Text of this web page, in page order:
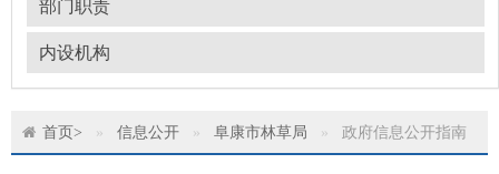
部门职责
内设机构